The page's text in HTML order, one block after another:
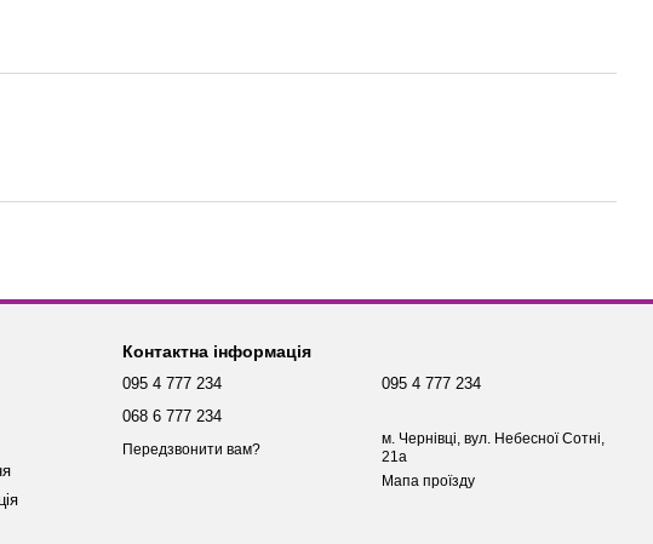
Контактна інформація
095 4 777 234
068 6 777 234
Передзвонити вам?
095 4 777 234
м. Чернівці, вул. Небесної Сотні,
21а
Мапа проїзду